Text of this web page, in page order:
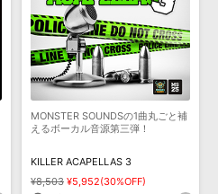
MONSTER SOUNDSの1曲丸ごと補
えるボーカル音源第三弾！
KILLER ACAPELLAS 3
¥8,503 ¥5,952(30%OFF)